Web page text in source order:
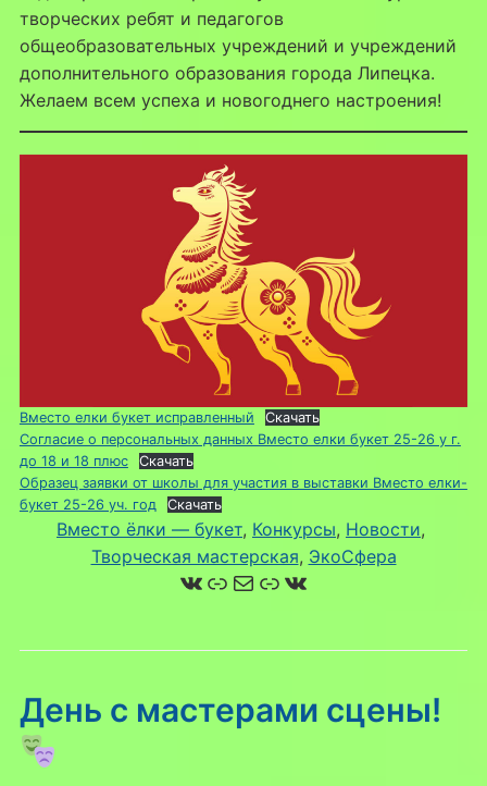
творческих ребят и педагогов
общеобразовательных учреждений и учреждений
дополнительного образования города Липецка.
Желаем всем успеха и новогоднего настроения!
Вместо елки букет исправленный
Скачать
Согласие о персональных данных Вместо елки букет 25-26 у г.
до 18 и 18 плюс
Скачать
Образец заявки от школы для участия в выставки Вместо елки-
букет 25-26 уч. год
Скачать
Вместо ёлки — букет, Конкурсы, Новости
Творческая мастерская, ЭкоСфера
ВКонтакте
Ссылка
Почта
Ссылка
ВКонтакте
День с мастерами сцены!